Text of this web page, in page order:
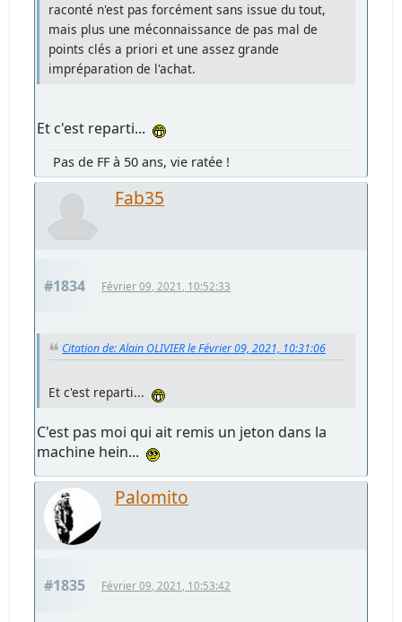
raconté n'est pas forcément sans issue du tout,
mais plus une méconnaissance de pas mal de
points clés a priori et une assez grande
impréparation de l'achat.
Et c'est reparti...
Pas de FF à 50 ans, vie ratée !
Fab35
#1834 Février 09, 2021, 10:52:33
Citation de: Alain OLIVIER le Février 09, 2021, 10:31:06
Et c'est reparti...
C'est pas moi qui ait remis un jeton dans la
machine hein...
Palomito
#1835 Février 09, 2021, 10:53:42